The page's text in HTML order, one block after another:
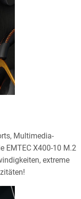
Multimedia-
EMTEC X400-10 M.2
extreme